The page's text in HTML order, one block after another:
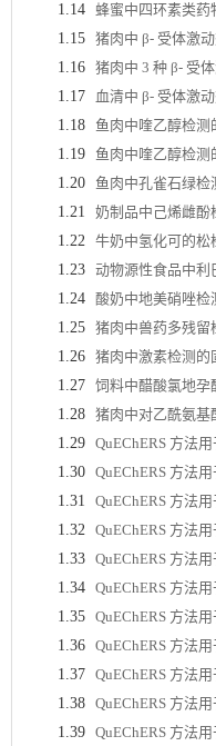
1.14
蜂蜜中四环素类药物
1.15 猪肉中 β- 受体激动
1.16 猪肉中 3 种 β- 受体
1.17
血清中 β- 受体激动
1.18
鱼肉中喹乙醇检
1.19
鱼肉中喹乙醇检测
1.20
鱼肉中孔雀石绿检
1.21
奶制品中己烯雌酚
1.22 牛奶中氢化可的松
1.23 动物源性食品中利巴韦
1.24 酸奶中地美硝唑检
1.25 猪肉中兽药多残留
1.26 猪肉中激素检测的
1.27 饲料中醋酸氯地孕
1.28 猪肉中对乙酰氨基
1.29 QuEChERS 方法
1.30 QuEChERS 方法
1.31
QuEChERS 方法
1.32 QuEChERS 方法
1.33 QuEChERS 方法
1.34 QuEChERS 方法
1.35 QuEChERS 方法
1.36 QuEChERS 方法
1.37 QuEChERS 方法
1.38 QuEChERS 方法
1.39 QuEChERS 方法用于鸡肉